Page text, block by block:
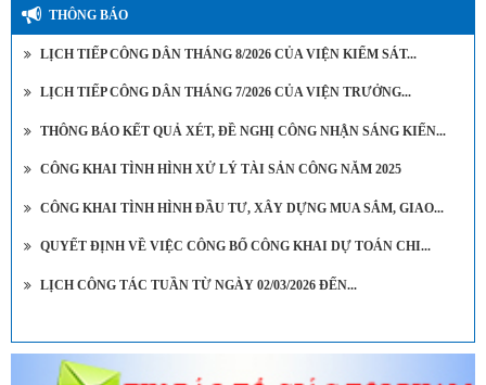
THÔNG BÁO
LỊCH TIẾP CÔNG DÂN THÁNG 8/2026 CỦA VIỆN KIỂM SÁT...
LỊCH TIẾP CÔNG DÂN THÁNG 7/2026 CỦA VIỆN TRƯỞNG...
THÔNG BÁO KẾT QUẢ XÉT, ĐỀ NGHỊ CÔNG NHẬN SÁNG KIẾN...
CÔNG KHAI TÌNH HÌNH XỬ LÝ TÀI SẢN CÔNG NĂM 2025
CÔNG KHAI TÌNH HÌNH ĐẦU TƯ, XÂY DỰNG MUA SẮM, GIAO...
QUYẾT ĐỊNH VỀ VIỆC CÔNG BỐ CÔNG KHAI DỰ TOÁN CHI...
LỊCH CÔNG TÁC TUẦN TỪ NGÀY 02/03/2026 ĐẾN...